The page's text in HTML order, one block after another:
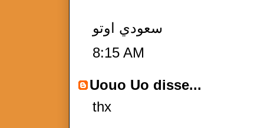
سعودي اوتو
8:15 AM
Uouo Uo disse...
thx